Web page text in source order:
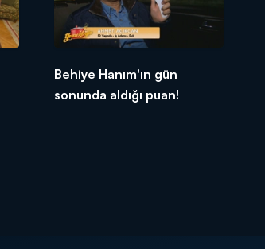
Behiye Hanım'ın gün
sonunda aldığı puan!